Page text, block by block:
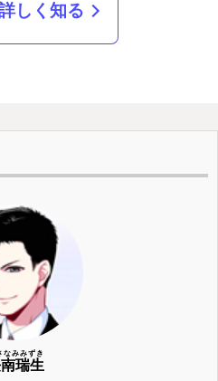
しく知る
瑞生
なみみずき